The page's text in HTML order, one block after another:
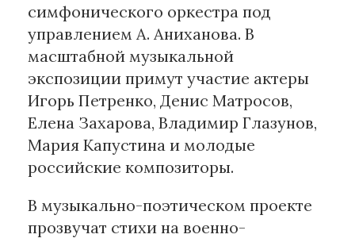
АКИ
Artists / Художники.РФ
n'RIS
Онлайн патент
Цифровой Сарафан
Смотрите нас в соцсетях и мессенджерах
симфонического оркестра под
управлением А. Аниханова. В
масштабной музыкальной
экспозиции примут участие актеры
Игорь Петренко, Денис Матросов,
Елена Захарова, Владимир Глазунов,
Мария Капустина и молодые
российские композиторы.
В музыкально-поэтическом проекте
прозвучат стихи на военно-